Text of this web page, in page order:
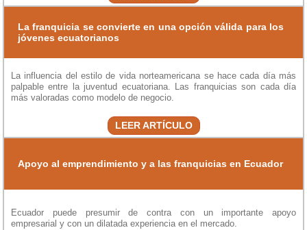
La franquicia se convierte en una opción válida para los
jóvenes ecuatorianos
La influencia del estilo de vida norteamericana se hace cada día más
palpable entre la juventud ecuatoriana. Las franquicias son cada día
más valoradas como modelo de negocio.
LEER ARTÍCULO
Apoyo al emprendimiento y a las franquicias en Ecuador
Ecuador puede presumir de contra con un importante apoyo
empresarial y con un dilatada experiencia en el mercado.